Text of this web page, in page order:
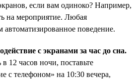
если вам одиноко? Например,
на мероприятие. Любая
автоматизированное поведение.
с экранами за час до сна.
12 часов ночи, поставьте
с телефоном» на 10:30 вечера,